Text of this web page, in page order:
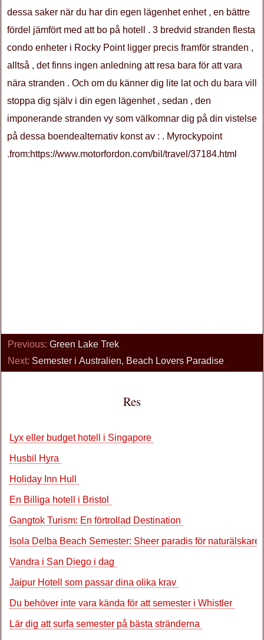
dessa saker när du har din egen lägenhet enhet , en bättre
fördel jämfört med att bo på hotell . 3 bredvid stranden flesta
condo enheter i Rocky Point ligger precis framför stranden ,
alltså , det finns ingen anledning att resa bara för att vara
nära stranden . Och om du känner dig lite lat och du bara vill
stoppa dig själv i din egen lägenhet , sedan , den
imponerande stranden vy som välkomnar dig på din vistelse
på dessa boendealternativ konst av : . Myrockypoint
.from:https://www.motorfordon.com/bil/travel/37184.html
Previous: Green Lake Trek
Next: Semester i Australien, Beach Lovers Paradise
Res
Lyx eller budget hotell i Singapore
Husbil Hyra
Holiday Inn Hull
En Billiga hotell i Bristol
Gangtok Turism: En förtrollad Destination
Isola Delba Beach Semester: Sheer paradis för naturälskare
Vandra i San Diego i dag
Jaipur Hotell som passar dina olika krav
Du behöver inte vara kända för att semester i Whistler
Lär dig att surfa semester på bästa stränderna